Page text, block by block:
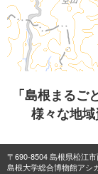
「島根まる
様々な地域
〒690-8504 島根県松江
島根大学総合博物館アシ